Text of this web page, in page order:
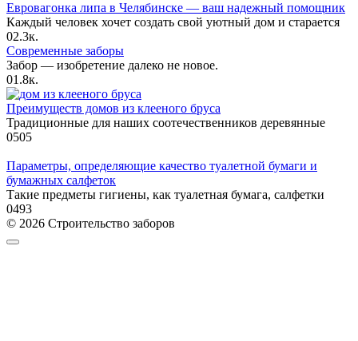
Евровагонка липа в Челябинске — ваш надежный помощник
Каждый человек хочет создать свой уютный дом и старается
02.3к.
Современные заборы
Забор — изобретение далеко не новое.
01.8к.
Преимуществ домов из клееного бруса
Традиционные для наших соотечественников деревянные
0505
Параметры, определяющие качество туалетной бумаги и
бумажных салфеток
Такие предметы гигиены, как туалетная бумага, салфетки
0493
© 2026 Строительство заборов